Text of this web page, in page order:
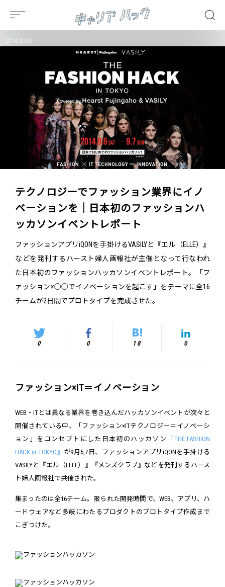
2014.09.09
テクノロジーでファッション業界にイノ
ベーションを｜日本初のファッションハ
ッカソンイベントレポート
ファッションアプリiQONを手掛けるVASILYと『エル（ELLE）』
などを発刊するハースト婦人画報社が主催となって行なわれ
た日本初のファッションハッカソンイベントレポート。「フ
ァッション×○○でイノベーションを起こす」をテーマに全16
チームが2日間でプロトタイプを完成させた。
0 0 18 0
ファッション×IT＝イノベーション
WEB・ITとは異なる業界を巻き込んだハッカソンイベントが次々と
開催されている中、「ファッション×ITテクノロジー＝イノベーシ
ョン」をコンセプトにした日本初のハッカソン
『THE FASHION
HACK in TOKYO』 が9月6,7日、ファッションアプリiQONを手掛ける
VASILYと『エル（ELLE）』『メンズクラブ』などを発刊するハース
ト婦人画報社で共催された。
集まったのは全16チーム。限られた開発時間で、WEB、アプリ、ハ
ードウェアなど多岐にわたるプロダクトのプロトタイプ作成まで
こぎつけた。